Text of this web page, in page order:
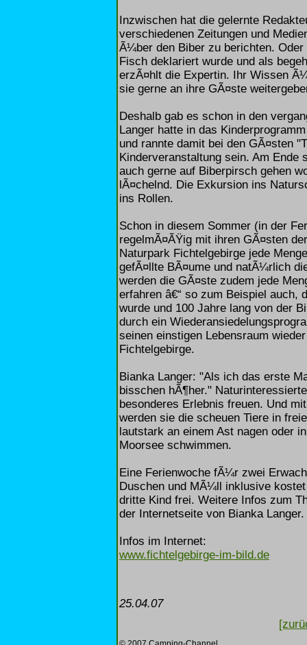
Inzwischen hat die gelernte
verschiedenen Zeitungen und
Ã¼ber den Biber zu berichten.
Fisch deklariert wurde und als
erzÃ¤hlt die Expertin. Ihr Wissen
sie gerne an ihre GÃ¤ste
Deshalb gab es schon in den
Langer hatte in das
und rannte damit bei den GÃ¤sten
Kinderveranstaltung sein. Am Ende
auch gerne auf Biberpirsch gehen
lÃ¤chelnd. Die Exkursion ins
ins Rollen.
Schon in diesem Sommer (in der
regelmÃ¤ÃŸig mit ihren GÃ¤sten
Naturpark Fichtelgebirge jede
gefÃ¤llte BÃ¤ume und natÃ¼rlich
werden die GÃ¤ste zudem jede
erfahren â€“ so zum Beispiel auch,
wurde und 100 Jahre lang von der
durch ein
seinen einstigen Lebensraum
Fichtelgebirge.
Bianka Langer: "Als ich das erste
bisschen hÃ¶her."
besonderes Erlebnis freuen. Und
werden sie die scheuen Tiere in
lautstark an einem Ast nagen oder
Moorsee schwimmen.
Eine Ferienwoche fÃ¼r zwei
Duschen und MÃ¼ll inklusive
dritte Kind frei. Weitere Infos zum
der Internetseite von Bianka Langer.
Infos im Internet:
www.fichtelgebirge-im-bild.de
25.04.07